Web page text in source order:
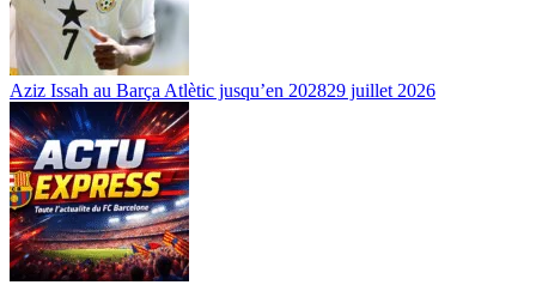
Aziz Issah au Barça Atlètic jusqu’en 202829 juillet 2026